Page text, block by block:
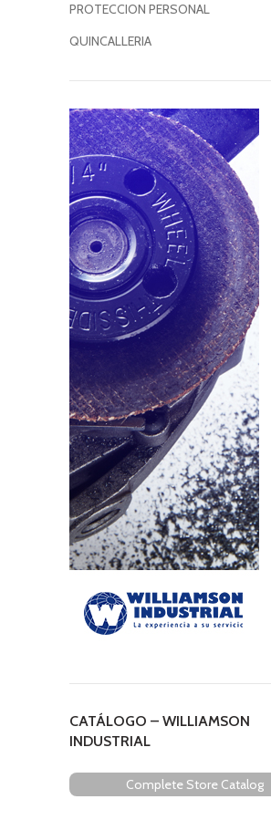
PROTECCION PERSONAL
QUINCALLERIA
CATÁLOGO – WILLIAMSON
INDUSTRIAL
Complete Store Catalog